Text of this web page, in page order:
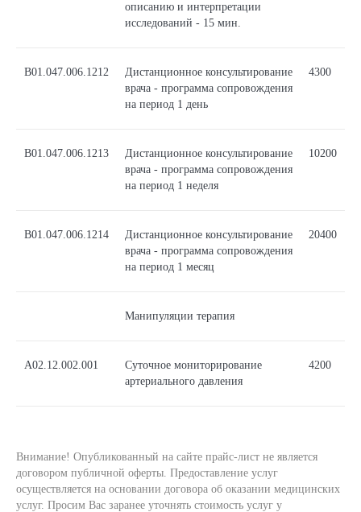
описанию и интерпретации
исследований - 15 мин.
В01.047.006.1212
Дистанционное консультирование
врача - программа сопровождения
на период 1 день
4300
В01.047.006.1213
Дистанционное консультирование
врача - программа сопровождения
на период 1 неделя
10200
В01.047.006.1214
Дистанционное консультирование
врача - программа сопровождения
на период 1 месяц
20400
Манипуляции терапия
А02.12.002.001
Суточное мониторирование
артериального давления
4200
Внимание! Опубликованный на сайте прайс-лист не является
договором публичной оферты. Предоставление услуг
осуществляется на основании договора об оказании медицинских
услуг. Просим Вас заранее уточнять стоимость услуг у